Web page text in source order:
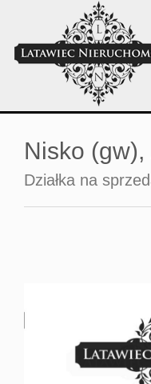
Nisko (gw),
Działka na